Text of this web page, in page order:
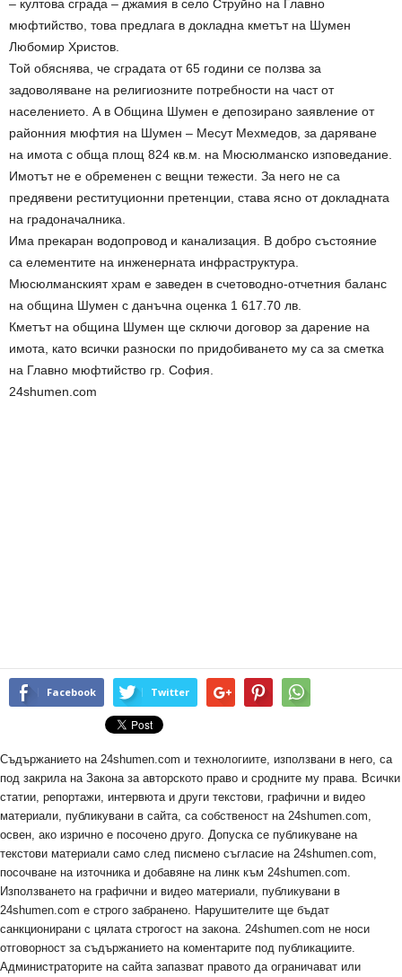
– култова сграда – джамия в село Струйно на Главно
мюфтийство, това предлага в докладна кметът на Шумен
Любомир Христов.
Той обяснява, че сградата от 65 години се ползва за
задоволяване на религиозните потребности на част от
населението. А в Община Шумен е депозирано заявление от
районния мюфтия на Шумен – Месут Мехмедов, за даряване
на имота с обща площ 824 кв.м. на Мюсюлманско изповедание.
Имотът не е обременен с вещни тежести. За него не са
предявени реституционни претенции, става ясно от докладната
на градоначалника.
Има прекаран водопровод и канализация. В добро състояние
са елементите на инженерната инфраструктура.
Мюсюлманският храм е заведен в счетоводно-отчетния баланс
на община Шумен с данъчна оценка 1 617.70 лв.
Кметът на община Шумен ще сключи договор за дарение на
имота, като всички разноски по придобиването му са за сметка
на Главно мюфтийство гр. София.
24shumen.com
Facebook Twitter
Съдържанието на 24shumen.com и технологиите, използвани в него, са
под закрила на Закона за авторското право и сродните му права. Всички
статии, репортажи, интервюта и други текстови, графични и видео
материали, публикувани в сайта, са собственост на 24shumen.com,
освен, ако изрично е посочено друго. Допуска се публикуване на
текстови материали само след писмено съгласие на 24shumen.com,
посочване на източника и добавяне на линк към 24shumen.com.
Използването на графични и видео материали, публикувани в
24shumen.com е строго забранено. Нарушителите ще бъдат
санкционирани с цялата строгост на закона. 24shumen.com не носи
отговорност за съдържанието на коментарите под публикациите.
Администраторите на сайта запазват правото да ограничават или